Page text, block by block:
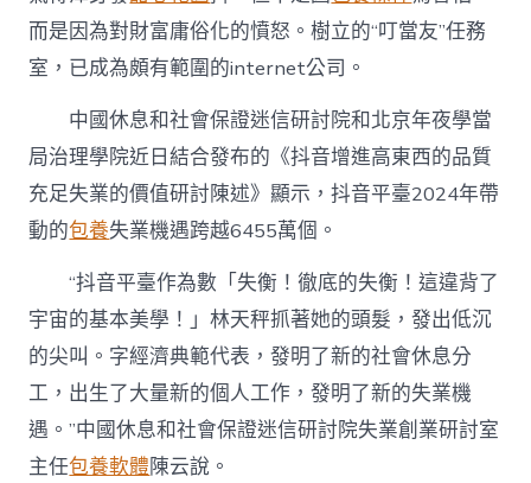
而是因為對財富庸俗化的憤怒。樹立的“叮當友”任務
室，已成為頗有範圍的internet公司。
中國休息和社會保證迷信研討院和北京年夜學當
局治理學院近日結合發布的《抖音增進高東西的品質
充足失業的價值研討陳述》顯示，抖音平臺2024年帶
動的包養失業機遇跨越6455萬個。
“抖音平臺作為數「失衡！徹底的失衡！這違背了
宇宙的基本美學！」林天秤抓著她的頭髮，發出低沉
的尖叫。字經濟典範代表，發明了新的社會休息分
工，出生了大量新的個人工作，發明了新的失業機
遇。”中國休息和社會保證迷信研討院失業創業研討室
主任包養軟體陳云說。